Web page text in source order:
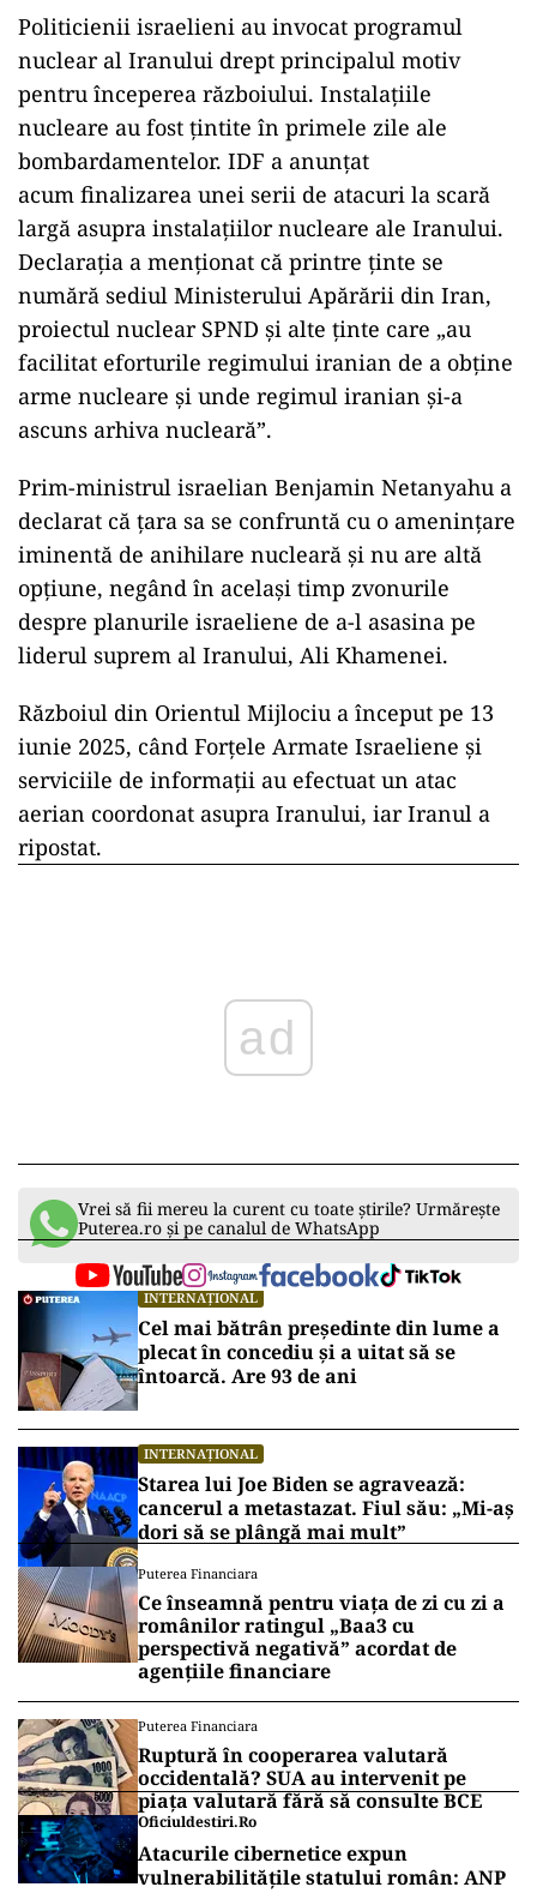
Politicienii israelieni au invocat programul
nuclear al Iranului drept principalul motiv
pentru începerea războiului. Instalațiile
nucleare au fost țintite în primele zile ale
bombardamentelor. IDF a anunțat
acum finalizarea unei serii de atacuri la scară
largă asupra instalațiilor nucleare ale Iranului.
Declarația a menționat că printre ținte se
numără sediul Ministerului Apărării din Iran,
proiectul nuclear SPND și alte ținte care „au
facilitat eforturile regimului iranian de a obține
arme nucleare și unde regimul iranian și-a
ascuns arhiva nucleară”.
Prim-ministrul israelian Benjamin Netanyahu a
declarat că țara sa se confruntă cu o amenințare
iminentă de anihilare nucleară și nu are altă
opțiune, negând în același timp zvonurile
despre planurile israeliene de a-l asasina pe
liderul suprem al Iranului, Ali Khamenei.
Războiul din Orientul Mijlociu a început pe 13
iunie 2025, când Forțele Armate Israeliene și
serviciile de informații au efectuat un atac
aerian coordonat asupra Iranului, iar Iranul a
ripostat.
ad
Vrei să fii mereu la curent cu toate știrile? Urmărește
Puterea.ro și pe canalul de WhatsApp
INTERNAȚIONAL
Cel mai bătrân președinte din lume a
plecat în concediu și a uitat să se
întoarcă. Are 93 de ani
INTERNAȚIONAL
Starea lui Joe Biden se agravează:
cancerul a metastazat. Fiul său: „Mi-aș
dori să se plângă mai mult”
Puterea Financiara
Ce înseamnă pentru viața de zi cu zi a
românilor ratingul „Baa3 cu
perspectivă negativă” acordat de
agențiile financiare
Puterea Financiara
Ruptură în cooperarea valutară
occidentală? SUA au intervenit pe
piața valutară fără să consulte BCE
Oficiuldestiri.ro
Atacurile cibernetice expun
vulnerabilitățile statului român: ANP